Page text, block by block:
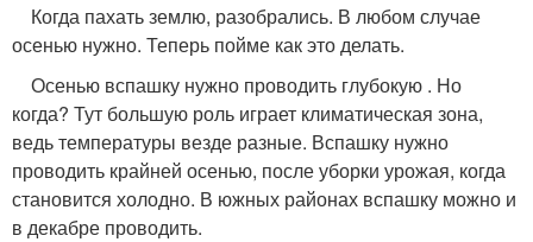
Когда пахать землю, разобрались. В любом случае
осенью нужно. Теперь пойме как это делать.
Осенью вспашку нужно проводить глубокую . Но
когда? Тут большую роль играет климатическая зона,
ведь температуры везде разные. Вспашку нужно
проводить крайней осенью, после уборки урожая, когда
становится холодно. В южных районах вспашку можно и
в декабре проводить.